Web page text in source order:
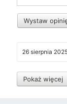
Wystaw
26 sierpnia
Pokaż więcej